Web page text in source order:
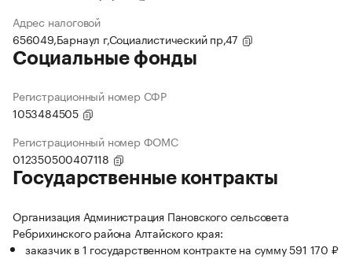
Адрес налоговой
656049,Барнаул г,Социалистический пр,47
Социальные фонды
Регистрационный номер СФР
1053484505
Регистрационный номер ФОМС
012350500407118
Государственные контракты
Организация Администрация Пановского сельсовета
Ребрихинского района Алтайского края:
заказчик в 1 государственном контракте на сумму 591 170 ₽